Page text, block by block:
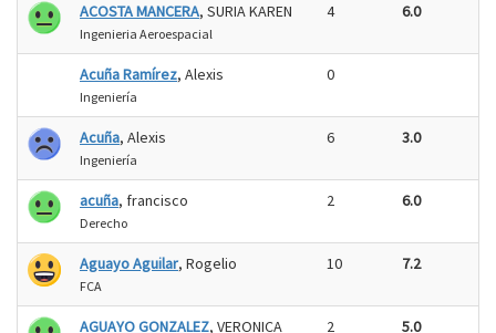
ACOSTA MANCERA, SURIA KAREN
Ingenieria Aeroespacial
4 6.0
Acuña Ramírez, Alexis
Ingeniería
0
Acuña, Alexis
Ingeniería
6 3.0
acuña, francisco
Derecho
2 6.0
Aguayo Aguilar, Rogelio
FCA
10 7.2
AGUAYO GONZALEZ, VERONICA 2 5.0